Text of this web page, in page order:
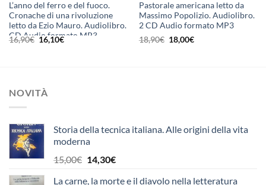
L’anno del ferro e del fuoco.
Cronache di una rivoluzione
letto da Ezio Mauro. Audiolibro.
CD Audio formato MP3
16,90€ Il
prezzo
16,10€Il
Pastorale americana letto da
Massimo Popolizio. Audiolibro.
2 CD Audio formato MP3
18,90€ Il
prezzo
18,00€Il
NOVITÀ
Storia della tecnica italiana. Alle origini della vita
moderna
15,00€ Il
14,30€Il
La carne, la morte e il diavolo nella letteratura